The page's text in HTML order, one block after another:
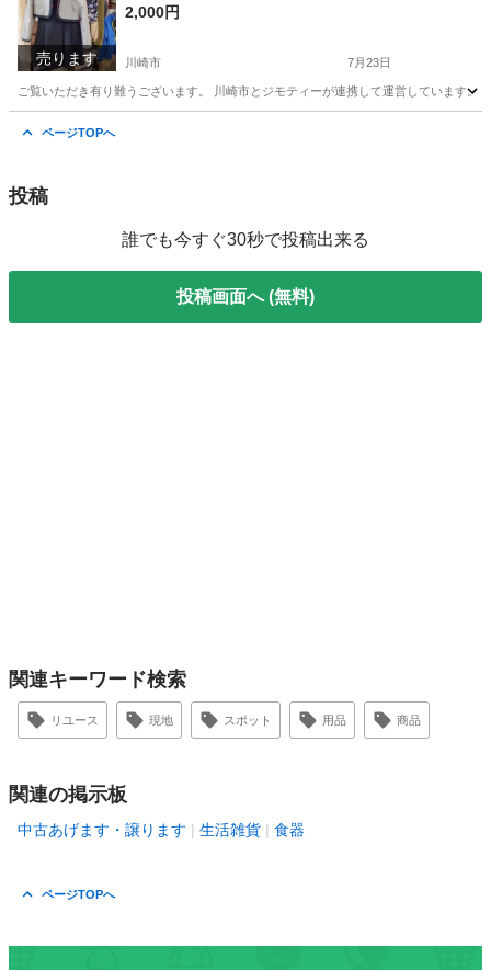
売ります
2,000円
川崎市 7月23日
ご覧いただき有り難うございます。 川崎市とジモティーが連携して運営していま
ページTOPへ
投稿
誰でも今すぐ30秒で投稿出来る
投稿画面へ (無料)
関連キーワード検索
リユース 現地 スポット 用品 商品
関連の掲示板
中古あげます・譲ります 生活雑貨 食器
ページTOPへ